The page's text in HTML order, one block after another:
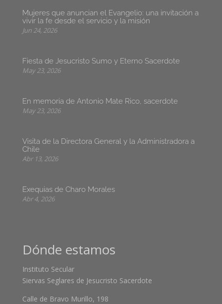
Mujeres que anuncian el Evangelio: una invitación a
vivir la fe desde el servicio y la misión
Jun 24, 2026
Fiesta de Jesucristo Sumo y Eterno Sacerdote
May 23, 2026
En memoria de Antonio Mate Rico, sacerdote
May 23, 2026
Visita de la Directora General y la Administradora a
Chile
Abr 13, 2026
Exequias de Charo Morales
Abr 4, 2026
Dónde estamos
Instituto Secular
Siervas Seglares de Jesucristo Sacerdote
Calle de Bravo Murillo, 198